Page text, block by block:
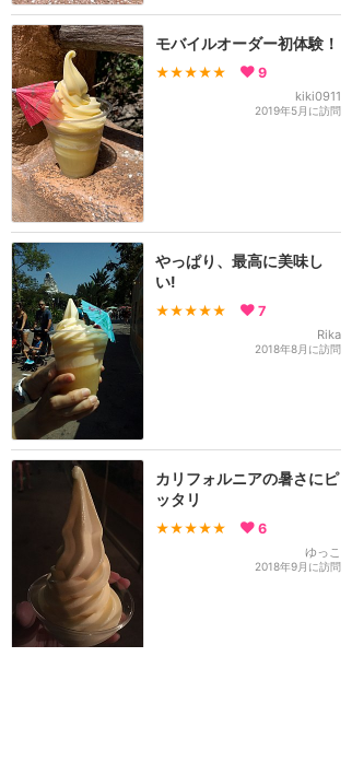
モバイルオーダー初体験！
★★★★★ 9
kiki0911
2019年5月に訪問
やっぱり、最高に美味し
い!
★★★★★ 7
Rika
2018年8月に訪問
カリフォルニアの暑さにピ
ッタリ
★★★★★ 6
ゆっこ
2018年9月に訪問